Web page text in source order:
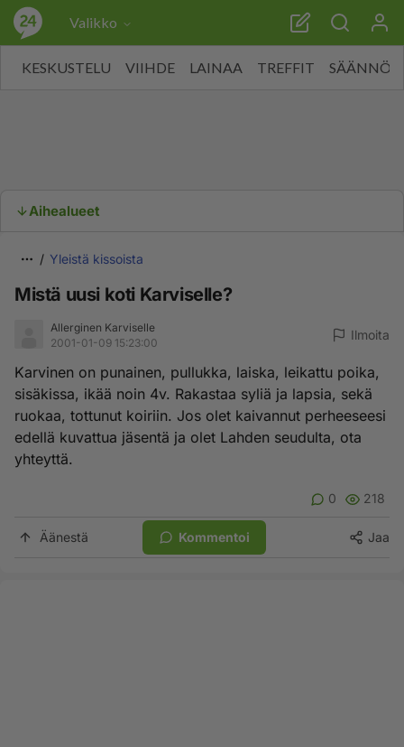
Valikko
KESKUSTELU VIIHDE LAINAA TREFFIT SÄÄNNÖT
Aihealueet
Yleistä kissoista
Mistä uusi koti Karviselle?
Allerginen Karviselle
2001-01-09 15:23:00
Ilmoita
Karvinen on punainen, pullukka, laiska, leikattu poika,
sisäkissa, ikää noin 4v. Rakastaa syliä ja lapsia, sekä
ruokaa, tottunut koiriin. Jos olet kaivannut perheeseesi
edellä kuvattua jäsentä ja olet Lahden seudulta, ota
yhteyttä.
0 218
Äänestä Kommentoi Jaa